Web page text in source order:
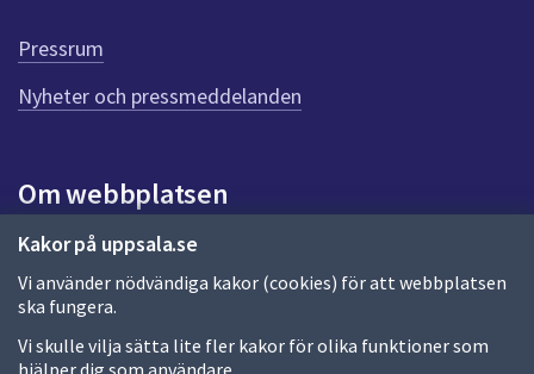
Kakor på uppsala.se
Vi använder nödvändiga kakor (cookies) för att webbplatsen
ska fungera.
Vi skulle vilja sätta lite fler kakor för olika funktioner som
hjälper dig som användare.
e
n
n
a
d
a
Pressrum
Nyheter och pressmeddelanden
Om webbplatsen
Om webbplatsen
Allmänna handlingar och diarium
Behandling av personuppgifter